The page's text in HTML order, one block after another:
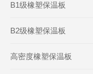
B1级橡塑保温板
B2级橡塑保温板
高密度橡塑保温板